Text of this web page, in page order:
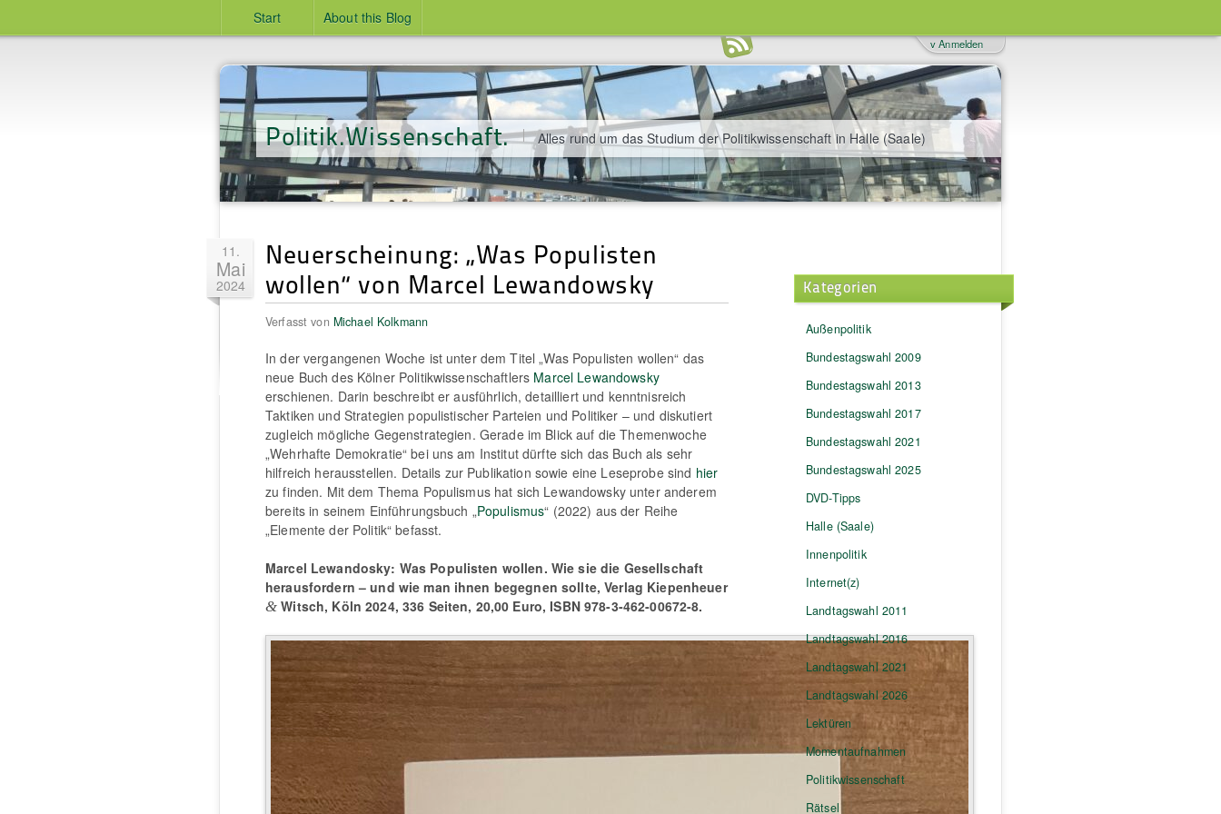
Start About this Blog
Politik.Wissenschaft. Alles rund um das Studium der Politikwissenschaft in Halle (Saale)
v Anmelden
11.
Mai
2024
Neuerscheinung: „Was Populisten
wollen“ von Marcel Lewandowsky
Verfasst von Michael Kolkmann
In der vergangenen Woche ist unter dem Titel „Was Populisten wollen“ das
neue Buch des Kölner Politikwissenschaftlers Marcel Lewandowsky
erschienen. Darin beschreibt er ausführlich, detailliert und kenntnisreich
Taktiken und Strategien populistischer Parteien und Politiker – und diskutiert
zugleich mögliche Gegenstrategien. Gerade im Blick auf die Themenwoche
„Wehrhafte Demokratie“ bei uns am Institut dürfte sich das Buch als sehr
hilfreich herausstellen. Details zur Publikation sowie eine Leseprobe sind hier
zu finden. Mit dem Thema Populismus hat sich Lewandowsky unter anderem
bereits in seinem Einführungsbuch „Populismus“ (2022) aus der Reihe
„Elemente der Politik“ befasst.
Marcel Lewandosky: Was Populisten wollen. Wie sie die Gesellschaft
herausfordern – und wie man ihnen begegnen sollte, Verlag Kiepenheuer
& Witsch, Köln 2024, 336 Seiten, 20,00 Euro, ISBN 978-3-462-00672-8.
Kategorien
Außenpolitik
Bundestagswahl 2009
Bundestagswahl 2013
Bundestagswahl 2017
Bundestagswahl 2021
Bundestagswahl 2025
DVD-Tipps
Halle (Saale)
Innenpolitik
Internet(z)
Landtagswahl 2011
Landtagswahl 2016
Landtagswahl 2021
Landtagswahl 2026
Lektüren
Momentaufnahmen
Politikwissenschaft
Rätsel